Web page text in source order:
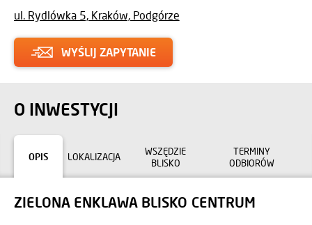
ul. Rydlówka 5, Kraków, Podgórze
WYŚLIJ ZAPYTANIE
O INWESTYCJI
OPIS LOKALIZACJA
WSZĘDZIE
BLISKO
TERMINY
ODBIORÓW
ZIELONA ENKLAWA BLISKO CENTRUM